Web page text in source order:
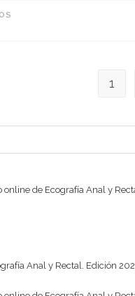
1
online de Ecografía Anal y
Anal y Rectal. Edición